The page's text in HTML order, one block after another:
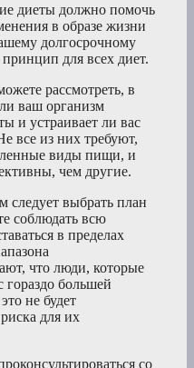
диеты должно помочь
в образе жизни
долгосрочному
для всех диет.
рассмотреть, в
ваш организм
и устраивает ли вас
все из них требуют,
виды пищи, и
чем другие.
следует выбрать план
соблюдать всю
в пределах
что люди, которые
гораздо большей
не будет
для их
со